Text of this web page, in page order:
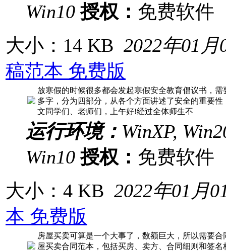
Win10 授权： 免费软
大小：14 KB 2022年01月
稿范本 免费版
放寒假的时候很多都会发起寒假安全教育倡议书，
多字，分为四部分，从各个方面讲述了安全的重要
文同学们、老师们，上午好!经过全体师生不
运行环境： WinXP,
Win10 授权： 免费软
大小：4 KB 2022年01月
本 免费版
房屋买卖可算是一个大事了，数额巨大，所以需要
屋买卖合同范本，包括买房、卖方、合同细则和签